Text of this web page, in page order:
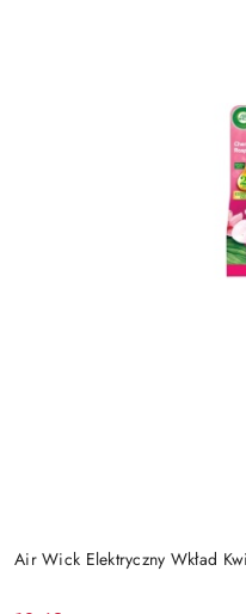
Air Wick Elektryczny Wkład